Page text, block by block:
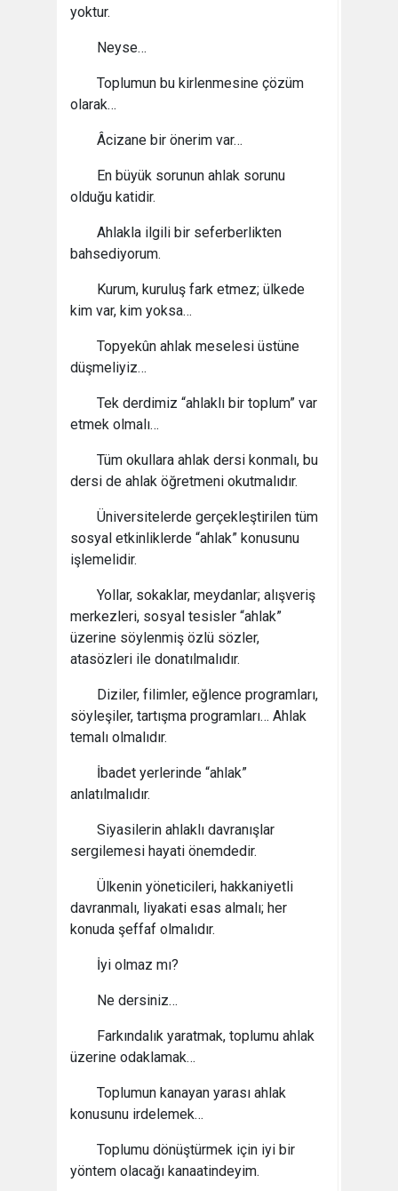
yoktur.
Neyse…
Toplumun bu kirlenmesine çözüm
olarak…
Âcizane bir önerim var…
En büyük sorunun ahlak sorunu
olduğu katidir.
Ahlakla ilgili bir seferberlikten
bahsediyorum.
Kurum, kuruluş fark etmez; ülkede
kim var, kim yoksa…
Topyekûn ahlak meselesi üstüne
düşmeliyiz…
Tek derdimiz “ahlaklı bir toplum” var
etmek olmalı…
Tüm okullara ahlak dersi konmalı, bu
dersi de ahlak öğretmeni okutmalıdır.
Üniversitelerde gerçekleştirilen tüm
sosyal etkinliklerde “ahlak” konusunu
işlemelidir.
Yollar, sokaklar, meydanlar; alışveriş
merkezleri, sosyal tesisler “ahlak”
üzerine söylenmiş özlü sözler,
atasözleri ile donatılmalıdır.
Diziler, filimler, eğlence programları,
söyleşiler, tartışma programları… Ahlak
temalı olmalıdır.
İbadet yerlerinde “ahlak”
anlatılmalıdır.
Siyasilerin ahlaklı davranışlar
sergilemesi hayati önemdedir.
Ülkenin yöneticileri, hakkaniyetli
davranmalı, liyakati esas almalı; her
konuda şeffaf olmalıdır.
İyi olmaz mı?
Ne dersiniz…
Farkındalık yaratmak, toplumu ahlak
üzerine odaklamak…
Toplumun kanayan yarası ahlak
konusunu irdelemek…
Toplumu dönüştürmek için iyi bir
yöntem olacağı kanaatindeyim.